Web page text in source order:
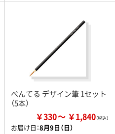
ぺんてる デザイン筆 1セット
（5本）
￥330 ￥1,840
お届け日：8月9日（日）